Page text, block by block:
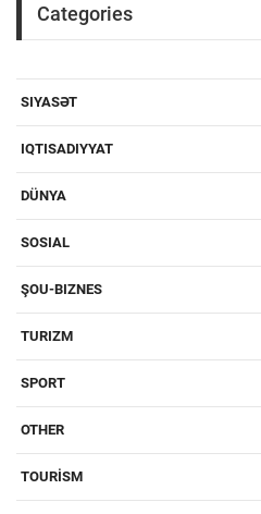
Categories
SIYASƏT
IQTISADIYYAT
DÜNYA
SOSIAL
ŞOU-BIZNES
TURIZM
SPORT
OTHER
TOURİSM